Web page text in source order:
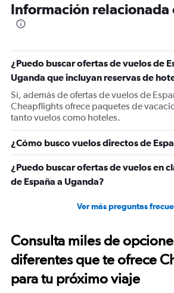
categories.
The
Y
axis
displaying
values.
Range:
0
1500.
Información relacionada
¿Puedo buscar ofertas de vuelos de
Uganda que incluyan reservas de
Sí, además de ofertas de vuelos de
Cheapflights ofrece paquetes de
tanto vuelos como hoteles.
¿Cómo busco vuelos directos de
¿Puedo buscar ofertas de vuelos en
de España a Uganda?
Ver más preguntas
Consulta miles de
diferentes que te ofrece
para tu próximo viaje